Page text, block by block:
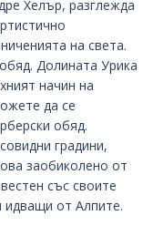
Хелър, разглежда
на света.
Долината Урика
начин на
да се
обяд.
градини,
заобиколено от
със своите
идващи от Алпите.